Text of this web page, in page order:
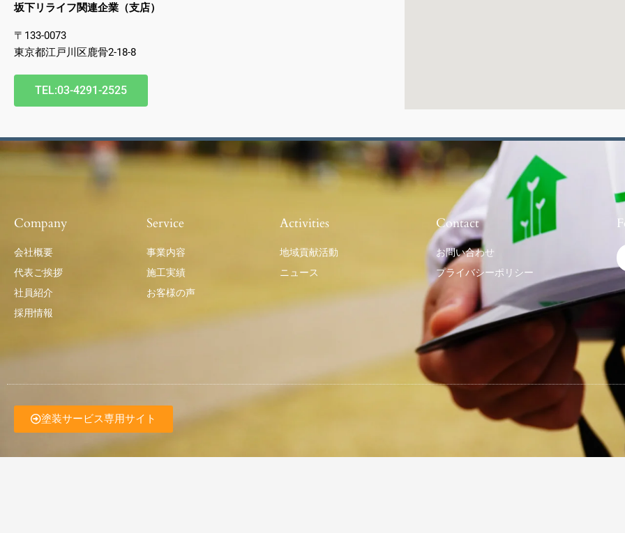
坂下リライフ関連企業（支店）
〒133-0073
東京都江戸川区鹿骨2-18-8
TEL:03-4291-2525
Company
会社概要
代表ご挨拶
社員紹介
採用情報
Service
事業内容
施工実績
お客様の声
Activities
地域貢献活動
ニュース
Contact
お問い合わせ
プライバシーポリシー
塗装サービス専用サイト